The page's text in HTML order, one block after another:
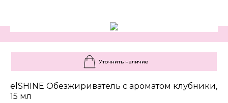
Уточнить наличие
elSHINE Обезжириватель с ароматом клубники,
15 мл